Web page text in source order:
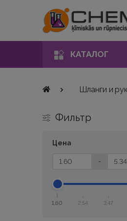
КАТАЛОГ
Шланги и
Фильтр
Цена
-
1,60 2,54 3,47